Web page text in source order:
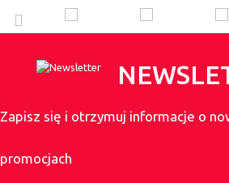
Zapisz się i otrzymuj informacje o
promocjach